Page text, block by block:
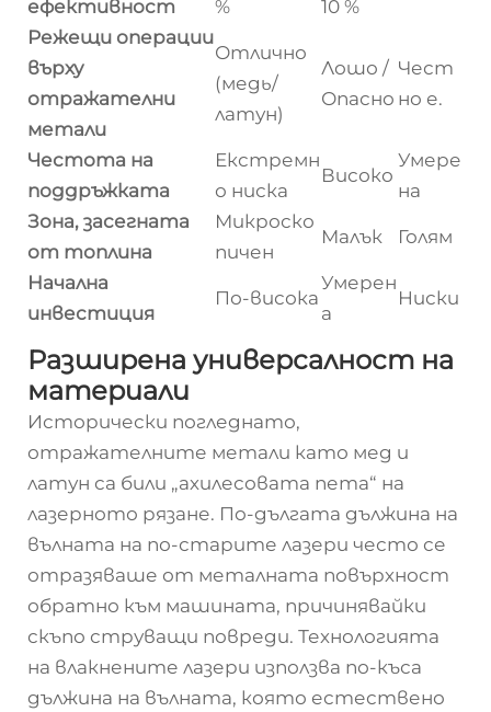
ефективност
%
10 %
Режещи операции
върху
отражателни
метали
Отлично
(медь/
латун)
Лошо /
Опасно
Чест
но е.
Честота на
поддръжката
Екстремн
о ниска
Високо
Умере
на
Зона, засегната
от топлина
Микроско
пичен
Малък Голям
Начална
инвестиция
По-висока
Умерен
а
Ниски
Разширена универсалност на
материали
Исторически погледнато,
отражателните метали като мед и
латун са били „ахилесовата пета“ на
лазерното рязане. По-дългата дължина на
вълната на по-старите лазери често се
отразяваше от металната повърхност
обратно към машината, причинявайки
скъпо струващи повреди. Технологията
на влакнените лазери използва по-къса
дължина на вълната, която естествено